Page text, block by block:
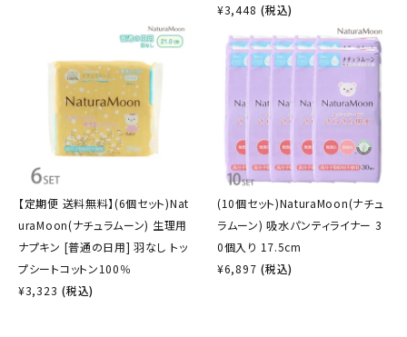
¥3,448 (税込)
【定期便 送料無料】(6個セット)Nat
uraMoon(ナチュラムーン) 生理用
ナプキン [普通の日用] 羽なし トッ
プシートコットン100％
¥3,323 (税込)
(10個セット)NaturaMoon(ナチュ
ラムーン) 吸水パンティライナー 3
0個入り 17.5cm
¥6,897 (税込)